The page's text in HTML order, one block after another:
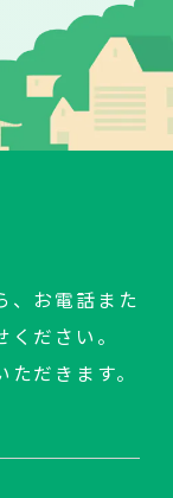
、お電話また
ださい。
だきます。